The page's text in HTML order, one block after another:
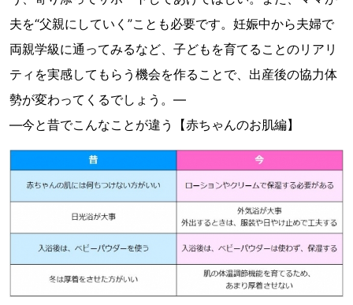
夫を“父親にしていく”ことも必要です。妊娠中から夫婦で
両親学級に通ってみるなど、子どもを育てることのリアリ
ティを実感してもらう機会を作ることで、出産後の協力体
勢が変わってくるでしょう。―
―今と昔でこんなことが違う【赤ちゃんのお肌編】